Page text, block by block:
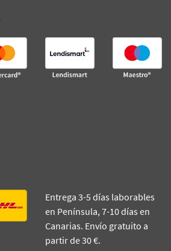
Entrega 3-5 días laborables
en Península, 7-10 días en
Canarias. Envío gratuito a
partir de 30 €.